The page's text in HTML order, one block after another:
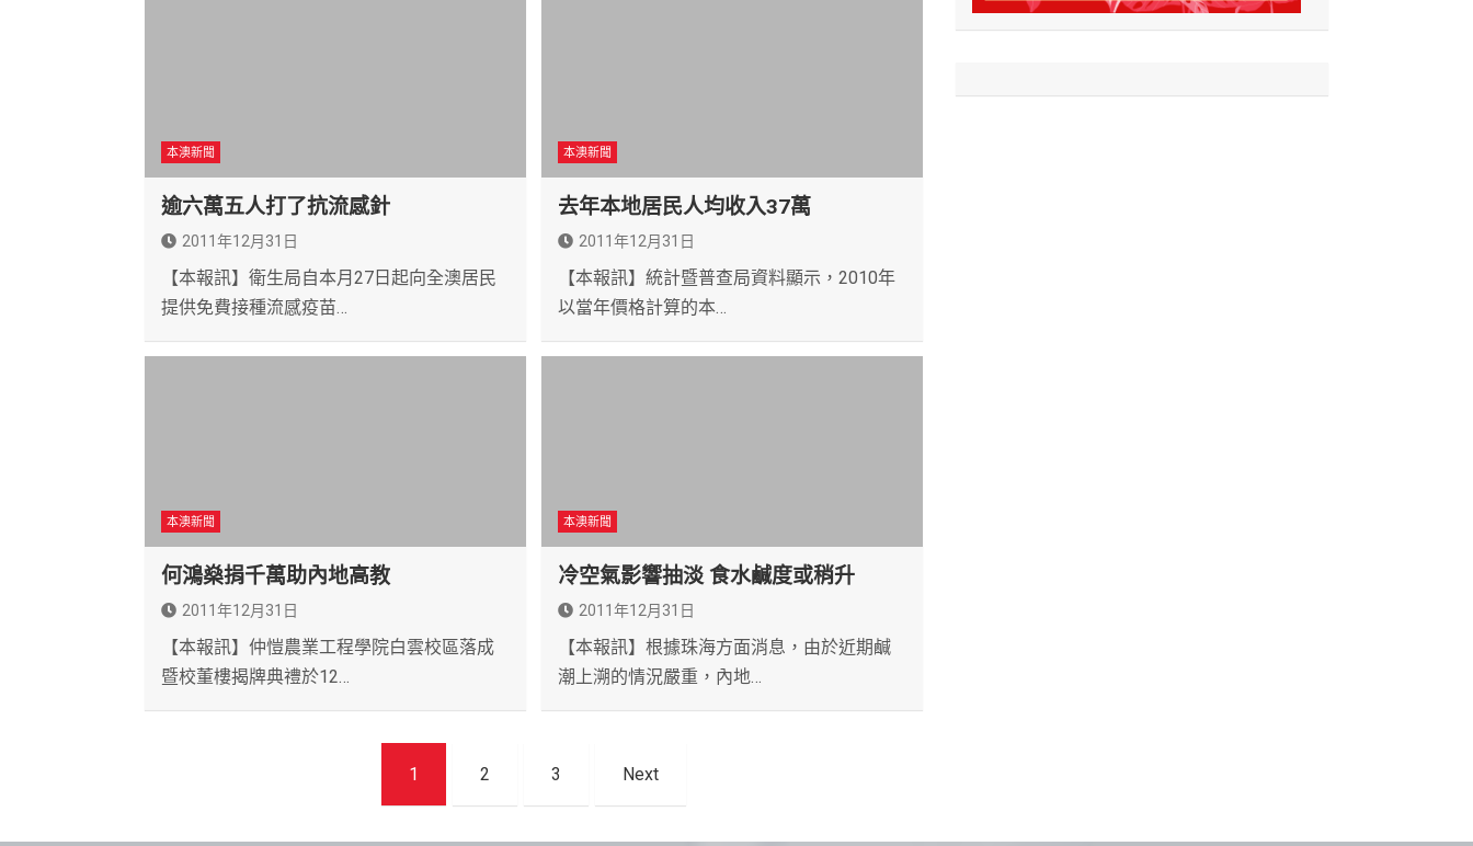
本澳新聞
逾六萬五人打了抗流感針
2011年12月31日
【本報訊】衛生局自本月27日起向全澳居民
提供免費接種流感疫苗…
本澳新聞
去年本地居民人均收入37萬
2011年12月31日
【本報訊】統計暨普查局資料顯示，2010年
以當年價格計算的本…
本澳新聞
何鴻燊捐千萬助內地高教
2011年12月31日
【本報訊】仲愷農業工程學院白雲校區落成
暨校董樓揭牌典禮於12…
本澳新聞
冷空氣影響抽淡 食水鹹度或稍升
2011年12月31日
【本報訊】根據珠海方面消息，由於近期鹹
潮上溯的情況嚴重，內地…
1 2 3 Next